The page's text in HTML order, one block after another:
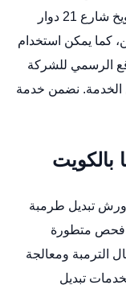
الرقم 66633305 او زيارة العنوان في الشويخ شارع 21 دوار
كما يمكن استخدام
الرسمي للشركة
الخدمة. نضمن خدمة
بالكويت
تبديل طرمبة
فحص متطورة
الترمبة ومعالجة
تبديل